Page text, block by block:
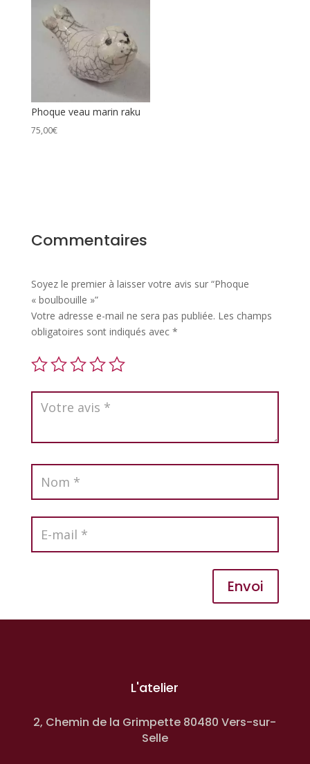
Phoque veau marin raku
75,00€
Commentaires
Soyez le premier à laisser votre avis sur “Phoque
« boulbouille »”
Votre adresse e-mail ne sera pas publiée. Les champs
obligatoires sont indiqués avec *
Envoi
L'atelier
2, Chemin de la Grimpette 80480 Vers-sur-
Selle